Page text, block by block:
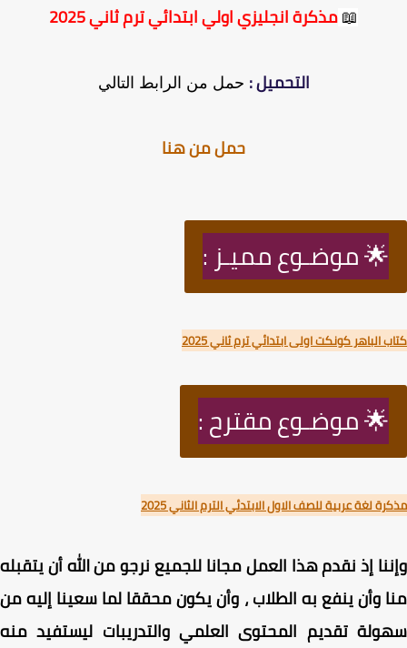
📖مذكرة انجليزي اولي ابتدائي ترم ثاني 2025
التحميل : حمل من الرابط التالي
حمل من هنا
🌟 موضـوع مميـز :
الباهر كونكت اولى ابتدائي ترم ثاني 2025
🌟 موضـوع مقترح :
لغة عربية للصف الاول الابتدئي الترم الثاني 2025
إذ نقدم هذا العمل مجانا للجميع نرجو من الله أن يتقبله
وأن ينفع به الطلاب ، وأن يكون محققا لما سعينا إليه من
تقديم المحتوى العلمي والتدريبات ليستفيد منه